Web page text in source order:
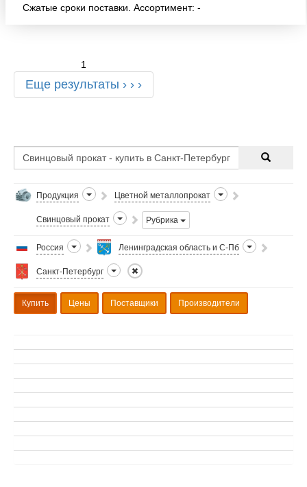
Сжатые сроки поставки. Ассортимент: -
1
Еще результаты › › ›
Продукция Цветной металлопрокат
Свинцовый прокат Рубрика
Россия Ленинградская область и С-Пб
Санкт-Петербург
Купить Цены Поставщики Производители